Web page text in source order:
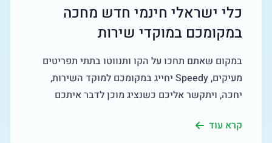
כלי ישראלי חינמי חדש מחכה
במקומכם במוקדי שירות
במקום שאתם תחכו על הקו ותנווטו בתתי תפריטים
מעיקים, Speedy יחייג במקומכם למוקד השירות,
יחכה, ויתקשר אליכם כשנציג מוכן לדבר איתכם
קרא עוד